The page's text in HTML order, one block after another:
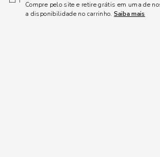
Compre pelo site e retire grátis em uma de
a disponibilidade no carrinho.Saiba mais